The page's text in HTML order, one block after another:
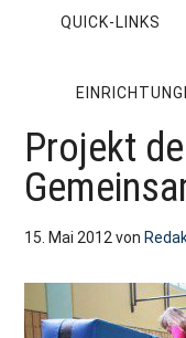
Ursula
Persönlichkeit,
QUICK-LINKS
Projekt
15. Mai 2012von